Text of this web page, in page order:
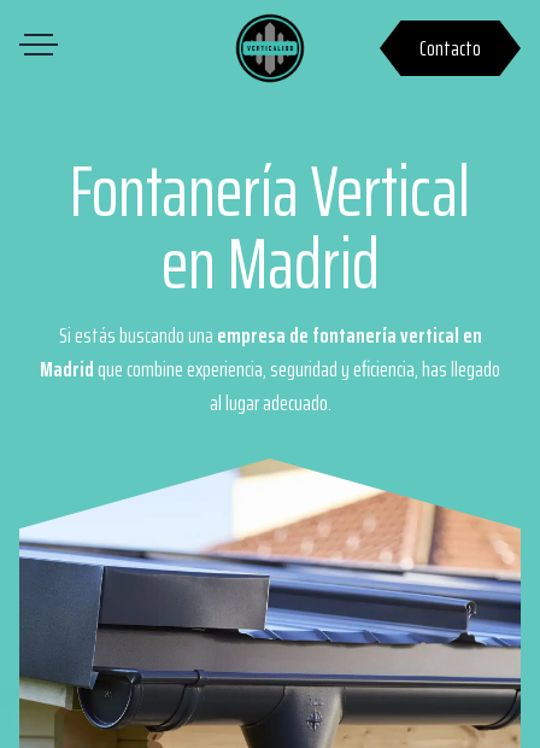
Contacto
Fontanería Vertical
en Madrid
Si estás buscando unaempresa de fontanería vertical en
Madridque combine experiencia, seguridad y eficiencia, has llegado
al lugar adecuado.